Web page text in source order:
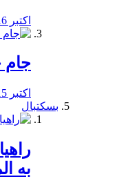
اکتبر 16, 2019
جام
اکتبر 15, 2019
بسکتبال
به